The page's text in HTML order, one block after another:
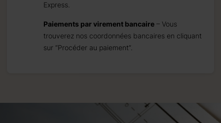
Express.
Paiements par virement bancaire – Vous
trouverez nos coordonnées bancaires en cliquant
sur “Procéder au paiement”.